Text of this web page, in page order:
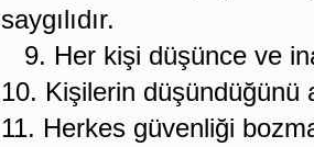
saygılıdır.
9. Her kişi düşünce ve
10. Kişilerin düşündüğünü
11. Herkes güvenliği